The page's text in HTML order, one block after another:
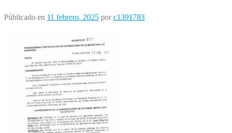
Públicado en 11 febrero, 2025 porc1391783